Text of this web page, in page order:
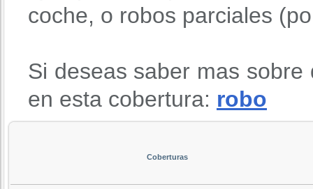
coche, o robos parciales
Si deseas saber mas
en esta cobertura: robo
Coberturas